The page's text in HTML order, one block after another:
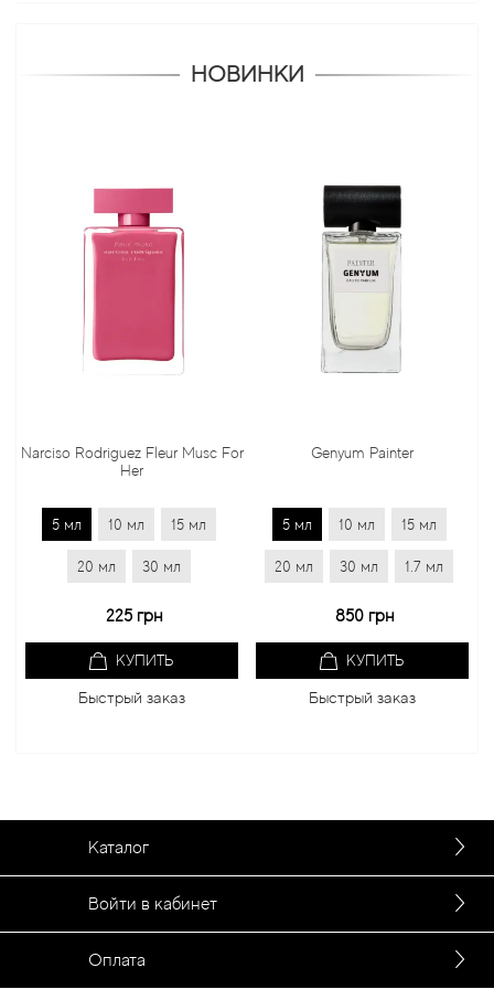
НОВИНКИ
Rodriguez Fleur Musc For
10 мл 15 мл
30 мл
225 грн
КУПИТЬ
Быстрый заказ
Genyum Painter
10 мл 15 мл
30 мл 1.7 мл
850 грн
КУПИТЬ
Быстрый заказ
Каталог
Войти в кабинет
Оплата